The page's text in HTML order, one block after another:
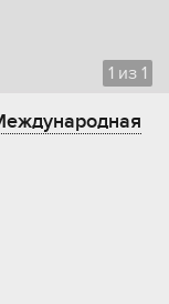
1 из 1